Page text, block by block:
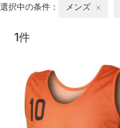
選択中の条件： メンズ
1件